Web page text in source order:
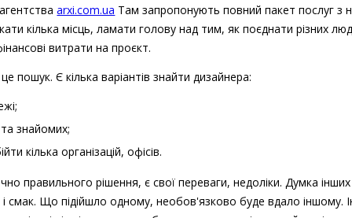
arxi.com.ua Там запропонують повний пакет послуг з
кілька місць, ламати голову над тим, як поєднати різних
витрати на проєкт.
пошук. Є кілька варіантів знайти дизайнера:
знайомих;
кілька організацій, офісів.
правильного рішення, є свої переваги, недоліки. Думка
і смак. Що підійшло одному, необов'язково буде вдало іншому.